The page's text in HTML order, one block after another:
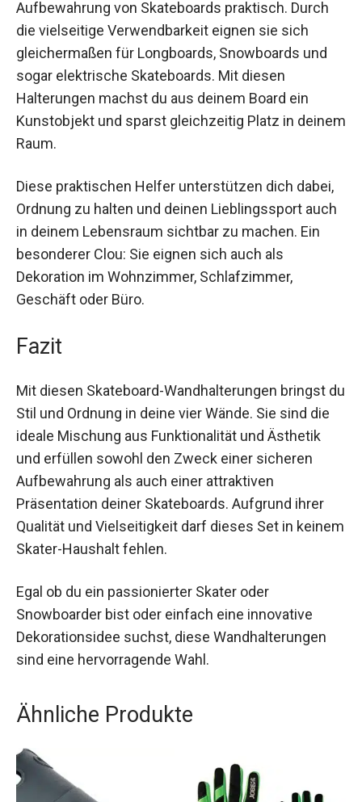
Aufbewahrung von Skateboards praktisch. Durch
die vielseitige Verwendbarkeit eignen sie sich
gleichermaßen für Longboards, Snowboards und
sogar elektrische Skateboards. Mit diesen
Halterungen machst du aus deinem Board ein
Kunstobjekt und sparst gleichzeitig Platz in deinem
Raum.
Diese praktischen Helfer unterstützen dich dabei,
Ordnung zu halten und deinen Lieblingssport auch
in deinem Lebensraum sichtbar zu machen. Ein
besonderer Clou: Sie eignen sich auch als
Dekoration im Wohnzimmer, Schlafzimmer,
Geschäft oder Büro.
Fazit
Mit diesen Skateboard-Wandhalterungen bringst du
Stil und Ordnung in deine vier Wände. Sie sind die
ideale Mischung aus Funktionalität und Ästhetik
und erfüllen sowohl den Zweck einer sicheren
Aufbewahrung als auch einer attraktiven
Präsentation deiner Skateboards. Aufgrund ihrer
Qualität und Vielseitigkeit darf dieses Set in keinem
Skater-Haushalt fehlen.
Egal ob du ein passionierter Skater oder
Snowboarder bist oder einfach eine innovative
Dekorationsidee suchst, diese Wandhalterungen
sind eine hervorragende Wahl.
Ähnliche Produkte